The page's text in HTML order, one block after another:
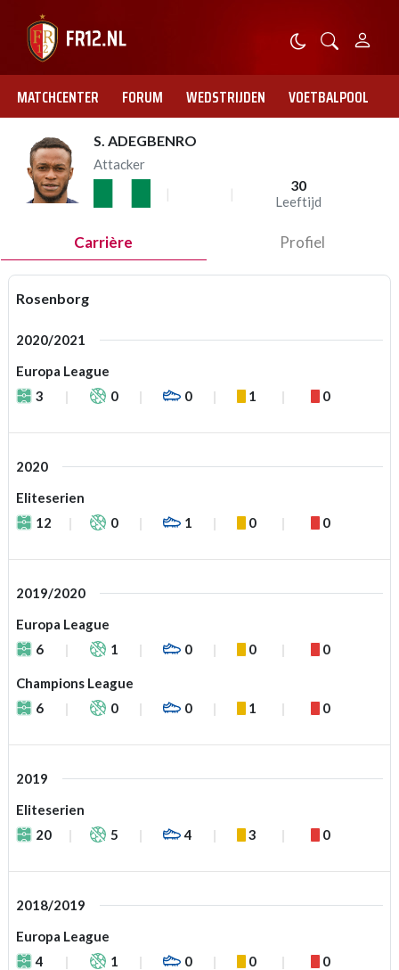
MATCHCENTER FORUM WEDSTRIJDEN VOETBALPOOL
S. ADEGBENRO
Attacker
30
Leeftijd
Carrière Profiel
Rosenborg
2020/2021
Europa League
3
0 0 1 0
2020
Eliteserien
12
0 1 0 0
2019/2020
Europa League
6
1 0 0 0
Champions League
6
0 0 1 0
2019
Eliteserien
20
5 4 3 0
2018/2019
Europa League
4
1 0 0 0